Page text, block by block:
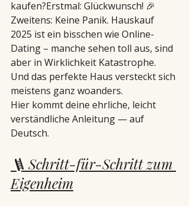
kaufen?Erstmal: Glückwunsch! 🎉
Zweitens: Keine Panik. Hauskauf
2025 ist ein bisschen wie Online-
Dating – manche sehen toll aus, sind
aber in Wirklichkeit Katastrophe.
Und das perfekte Haus versteckt sich
meistens ganz woanders.
Hier kommt deine ehrliche, leicht
verständliche Anleitung — auf
Deutsch.
🪜 Schritt-für-Schritt zum
Eigenheim